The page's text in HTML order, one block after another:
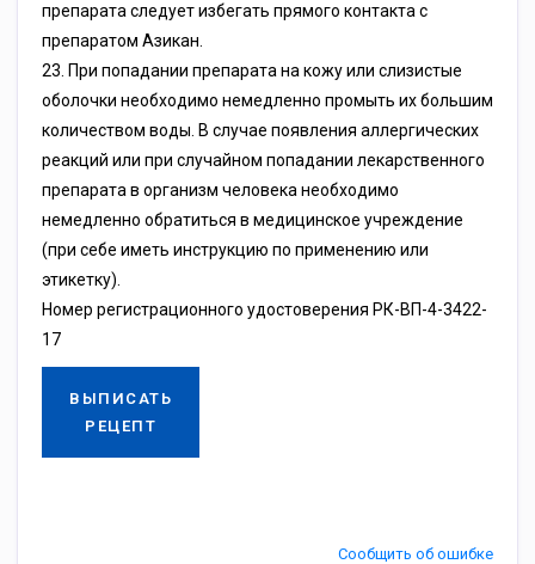
препарата следует избегать прямого контакта с
препаратом Азикан.
23. При попадании препарата на кожу или слизистые
оболочки необходимо немедленно промыть их большим
количеством воды. В случае появления аллергических
реакций или при случайном попадании лекарственного
препарата в организм человека необходимо
немедленно обратиться в медицинское учреждение
(при себе иметь инструкцию по применению или
этикетку).
Номер регистрационного удостоверения РК-ВП-4-3422-
17
ВЫПИСАТЬ
РЕЦЕПТ
Сообщить об ошибке